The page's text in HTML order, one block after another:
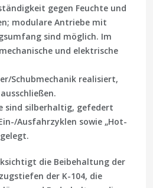
gegen Feuchte und
modulare Antriebe mit
sind möglich. Im
und elektrische
Schubmechanik realisiert,
sind silberhaltig, gefedert
Ausfahrzyklen sowie „Hot-
die Beibehaltung der
der K-104, die